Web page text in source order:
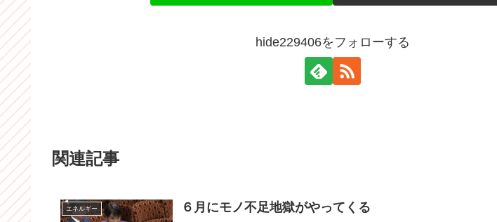
hide229406をフォローする
関連記事
エネルギー ６月にモノ不足地獄がやってくる